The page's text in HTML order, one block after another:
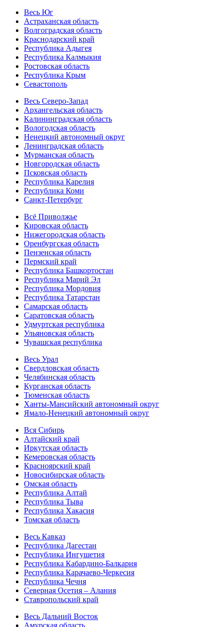
Весь Юг
Астраханская область
Волгоградская область
Краснодарский край
Республика Адыгея
Республика Калмыкия
Ростовская область
Республика Крым
Севастополь
Весь Северо-Запад
Архангельская область
Калининградская область
Вологодская область
Ненецкий автономный округ
Ленинградская область
Мурманская область
Новгородская область
Псковская область
Республика Карелия
Республика Коми
Санкт-Петербург
Всё Приволжье
Кировская область
Нижегородская область
Оренбургская область
Пензенская область
Пермский край
Республика Башкортостан
Республика Марий Эл
Республика Мордовия
Республика Татарстан
Самарская область
Саратовская область
Удмуртская республика
Ульяновская область
Чувашская республика
Весь Урал
Свердловская область
Челябинская область
Курганская область
Тюменская область
Ханты-Мансийский автономный округ
Ямало-Ненецкий автономный округ
Вся Сибирь
Алтайский край
Иркутская область
Кемеровская область
Красноярский край
Новосибирская область
Омская область
Республика Алтай
Республика Тыва
Республика Хакасия
Томская область
Весь Кавказ
Республика Дагестан
Республика Ингушетия
Республика Кабардино-Балкария
Республика Карачаево-Черкесия
Республика Чечня
Северная Осетия – Алания
Ставропольский край
Весь Дальний Восток
Амурская область